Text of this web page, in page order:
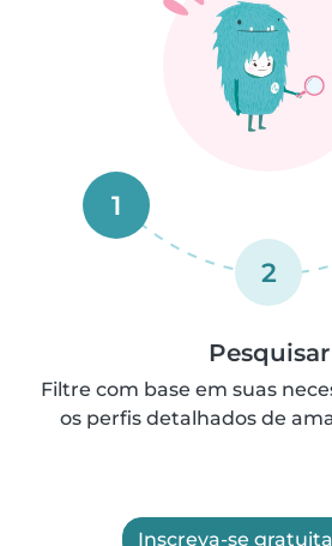
1
2
Pesquisar
Filtre com base em suas
os perfis detalhados de
Inscreva-se